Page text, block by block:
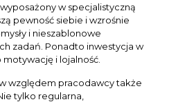
w specjalistyczną
pewność siebie i wzrośnie
i nieszablonowe
zadań. Ponadto inwestycja w
i lojalność.
względem pracodawcy także
tylko regularna,